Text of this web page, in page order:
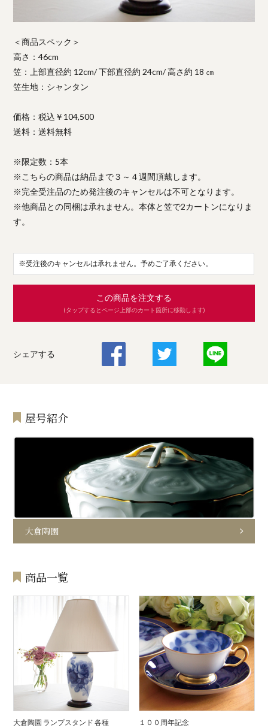
＜商品スペック＞
高さ：46cm
笠：上部直径約 12cm/ 下部直径約 24cm/ 高さ約 18 ㎝
笠生地：シャンタン
価格：税込￥104,500
送料：送料無料
※限定数：5本
※こちらの商品は納品まで３～４週間頂戴します。
※完全受注品のため発注後のキャンセルは不可となります。
※他商品との同梱は承れません。本体と笠で2カートンになりま
す。
※受注後のキャンセルは承れません。予めご了承ください。
この商品を注文する
(タップするとページ上部のカート箇所に移動します)
シェアする
屋号紹介
大倉陶園
商品一覧
大倉陶園 ランプスタンド 各種
１００周年記念